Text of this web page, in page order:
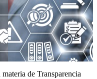
de Transparencia